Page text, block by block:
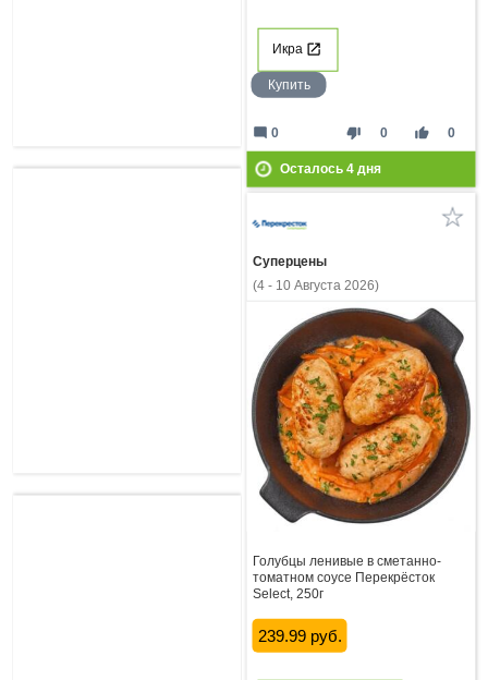
Икра
Купить
thumb_down 0 thumb_up 0
mode_comment 0
Осталось 4дня
Суперцены
(4 - 10 Августа 2026)
Голубцы ленивые в сметанно-
томатном соусе Перекрёсток
Select, 250г
239.99 руб.